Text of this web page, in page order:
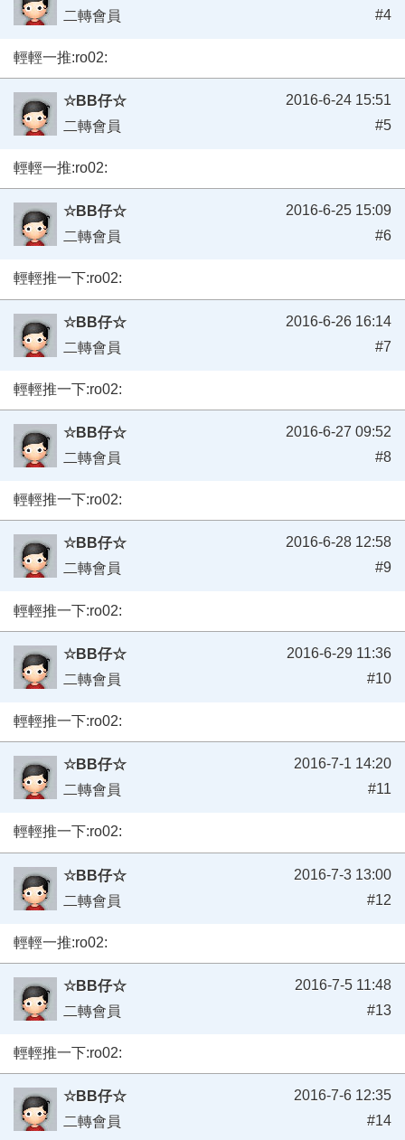
二轉會員
#4
輕輕一推:ro02:
☆BB仔☆
二轉會員
2016-6-24 15:51
#5
輕輕一推:ro02:
☆BB仔☆
二轉會員
2016-6-25 15:09
#6
輕輕推一下:ro02:
☆BB仔☆
二轉會員
2016-6-26 16:14
#7
輕輕推一下:ro02:
☆BB仔☆
二轉會員
2016-6-27 09:52
#8
輕輕推一下:ro02:
☆BB仔☆
二轉會員
2016-6-28 12:58
#9
輕輕推一下:ro02:
☆BB仔☆
二轉會員
2016-6-29 11:36
#10
輕輕推一下:ro02:
☆BB仔☆
二轉會員
2016-7-1 14:20
#11
輕輕推一下:ro02:
☆BB仔☆
二轉會員
2016-7-3 13:00
#12
輕輕一推:ro02:
☆BB仔☆
二轉會員
2016-7-5 11:48
#13
輕輕推一下:ro02:
☆BB仔☆
二轉會員
2016-7-6 12:35
#14